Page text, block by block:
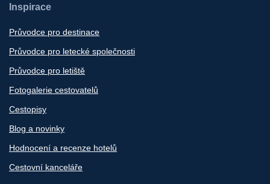
Inspirace
Průvodce pro destinace
Průvodce pro letecké společnosti
Průvodce pro letiště
Fotogalerie cestovatelů
Cestopisy
Blog a novinky
Hodnocení a recenze hotelů
Cestovní kanceláře